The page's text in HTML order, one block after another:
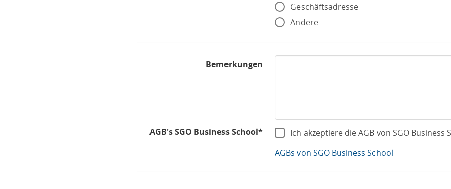
Geschäftsadresse
Andere
Bemerkungen
AGB's SGO Business School*
Ich akzeptiere die AGB von SGO Business
AGBs von SGO Business School